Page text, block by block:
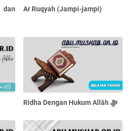
Ar Ruqyah (Jampi-jampi)
Ridha Dengan Hukum Allāh ﷻ